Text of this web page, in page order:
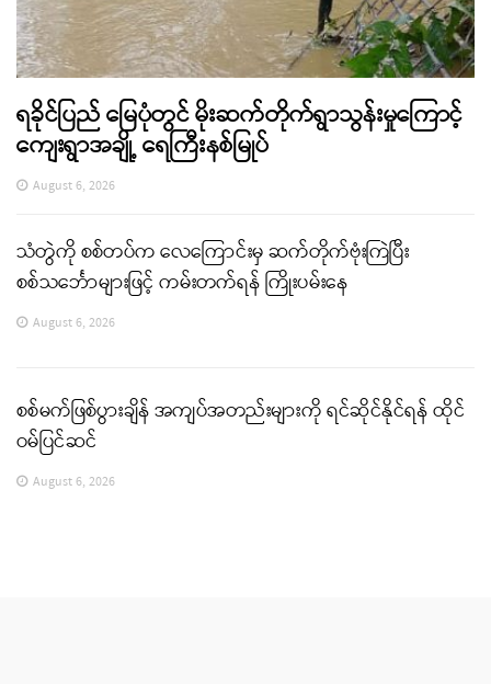
ရခိုင်ပြည် မြေပုံတွင် မိုးဆက်တိုက်ရွာသွန်းမှုကြောင့်
ကျေးရွာအချို့ ရေကြီးနစ်မြုပ်
August 6, 2026
သံတွဲကို စစ်တပ်က လေကြောင်းမှ ဆက်တိုက်ဗုံးကြဲပြီး
စစ်သင်္ဘောများဖြင့် ကမ်းတက်ရန် ကြိုးပမ်းနေ
August 6, 2026
စစ်မက်ဖြစ်ပွားချိန် အကျပ်အတည်းများကို ရင်ဆိုင်နိုင်ရန် ထိုင်
ဝမ်ပြင်ဆင်
August 6, 2026